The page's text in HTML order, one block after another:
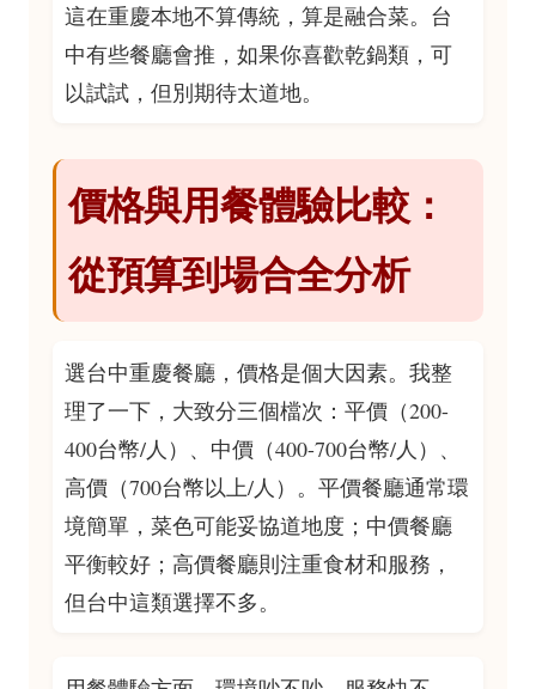
這在重慶本地不算傳統，算是融合菜。台
中有些餐廳會推，如果你喜歡乾鍋類，可
以試試，但別期待太道地。
價格與用餐體驗比較：
從預算到場合全分析
選台中重慶餐廳，價格是個大因素。我整
理了一下，大致分三個檔次：平價（200-
400台幣/人）、中價（400-700台幣/人）、
高價（700台幣以上/人）。平價餐廳通常環
境簡單，菜色可能妥協道地度；中價餐廳
平衡較好；高價餐廳則注重食材和服務，
但台中這類選擇不多。